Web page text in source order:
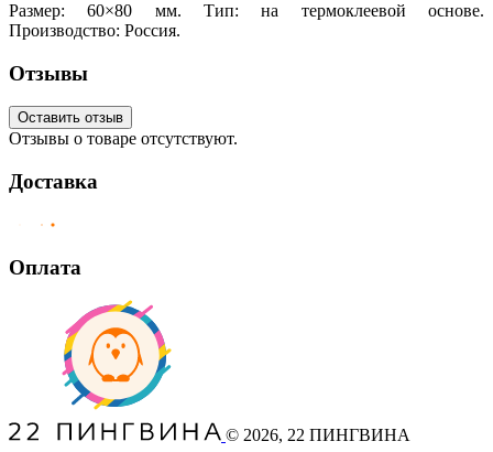
Размер: 60×80 мм. Тип: на термоклеевой основе.
Производство: Россия.
Отзывы
Оставить отзыв
Отзывы о товаре отсутствуют.
Доставка
Оплата
© 2026, 22 ПИНГВИНА